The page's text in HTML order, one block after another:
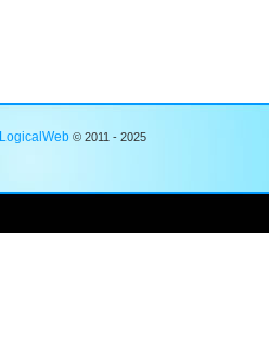
LogicalWeb© 2011 - 2025